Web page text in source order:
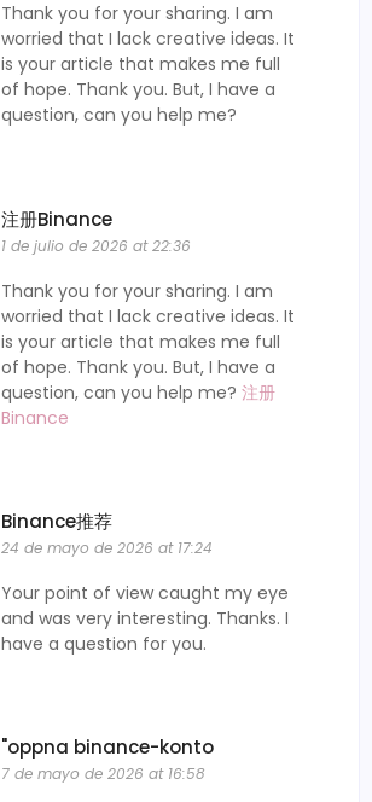
Thank you for your sharing. I am
worried that I lack creative ideas. It
is your article that makes me full
of hope. Thank you. But, I have a
question, can you help me?
注册Binance
1 de julio de 2026 at 22:36
Thank you for your sharing. I am
worried that I lack creative ideas. It
is your article that makes me full
of hope. Thank you. But, I have a
question, can you help me? 注册
Binance
Binance推荐
24 de mayo de 2026 at 17:24
Your point of view caught my eye
and was very interesting. Thanks. I
have a question for you.
"oppna binance-konto
7 de mayo de 2026 at 16:58